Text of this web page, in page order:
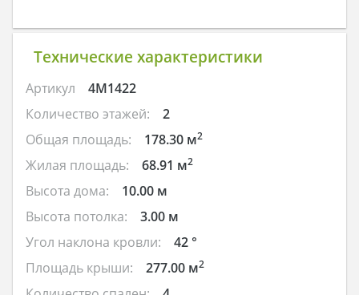
Технические характеристики
Артикул
4M1422
Количество этажей:
2
Общая площадь:
178.30 м2
Жилая площадь: 68.91 м2
Высота дома:
10.00 м
Высота потолка:
3.00 м
Угол наклона кровли:
42 °
Площадь крыши:
277.00 м2